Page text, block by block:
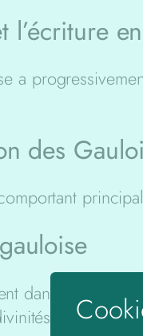
l’écriture
a
des
dans ce
gauloises